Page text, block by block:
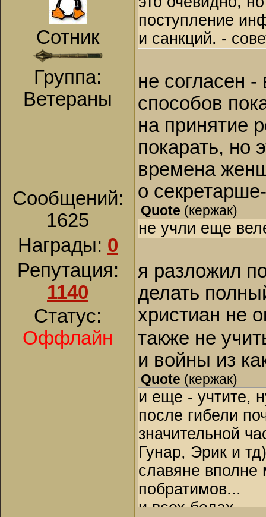
Сотник
Группа:
Ветераны
Сообщений:
1625
Награды: 0
Репутация:
1140
Статус:
Оффлайн
поступление
и санкций. -
не согласен
способов
на принятие
покарать, но
времена
о
Quote (кержак)
не учли еще
я разложил
делать
христиан не
также не
и войны из
Quote (кержак)
и еще - учтите,
после гибели
значительной
Гунар, Эрик и
славяне вполне
побратимов...
и всех бедах ...